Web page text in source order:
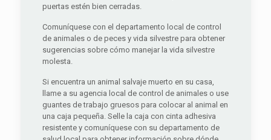
puertas estén bien cerradas.
Comuníquese con el departamento local de control
de animales o de peces y vida silvestre para obtener
sugerencias sobre cómo manejar la vida silvestre
molesta.
Si encuentra un animal salvaje muerto en su casa,
llame a su agencia local de control de animales o use
guantes de trabajo gruesos para colocar al animal en
una caja pequeña. Selle la caja con cinta adhesiva
resistente y comuníquese con su departamento de